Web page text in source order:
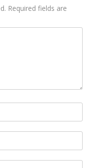
Required fields are